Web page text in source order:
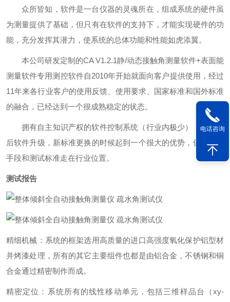
众所皆知，软件是一台仪器的灵魂所在，组成系统的硬件虽
为测量提供了基础，但只有在软件的支持下，才能实现硬件的功
能，充分发挥其潜力，使系统的总体功能和性能如虎添翼。
本公司研发定制的CA V1.2.1静/动态接触角测量软件+表面能
测量软件专用测控软件自2010年开始就面向客户提供使用，经过
11年来各行业客户的使用反馈、使用要求、国家标准和国外标准
的融合，已经达到一个很成熟稳定的状态。
拥有自主知识产权的软件控制系统（行业内极少），在对以
后软件升级，新标准更换的时候起到一个很大的优势，保证测试
手段和测试标准走在行业位置。
测试报告
精细机械：系统的框架选用高质量的进口高强度氧化保护铝型材
并烤漆处理，所有的其它主要组件也都是由铝合金，不锈钢和铜
合金通过精密制作而成。
精密定位：系统所有的线性移动单元，包括三维样品台（xy-
电话咨询